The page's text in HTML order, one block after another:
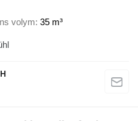
volym 35 m³